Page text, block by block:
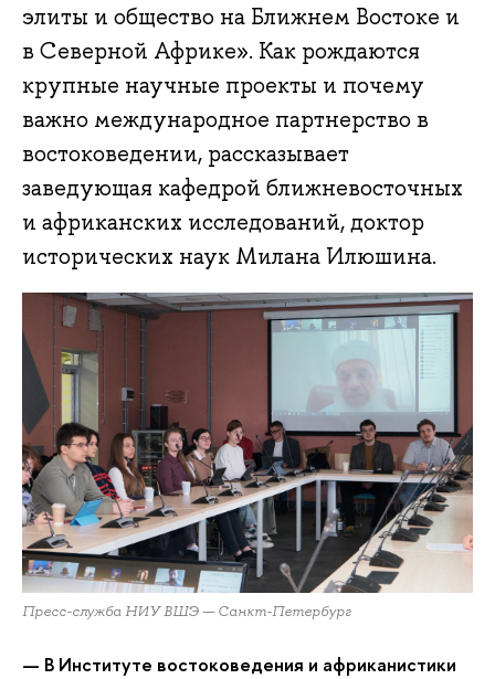
элиты и общество на Ближнем Востоке и
в Северной Африке». Как рождаются
крупные научные проекты и почему
важно международное партнерство в
востоковедении, рассказывает
заведующая кафедрой ближневосточных
и африканских исследований, доктор
исторических наук Милана Илюшина.
Пресс-служба НИУ ВШЭ — Санкт-Петербург
— В Институте востоковедения и африканистики